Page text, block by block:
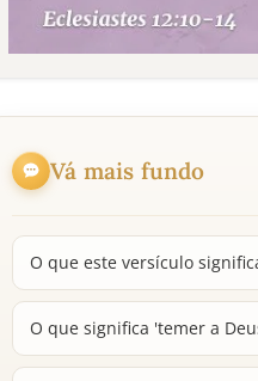
Vá mais fundo
O que este versículo
O que significa 'temer a